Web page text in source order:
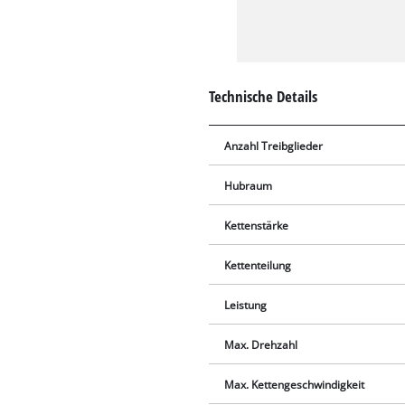
Technische Details
Anzahl Treibglieder
Hubraum
Kettenstärke
Kettenteilung
Leistung
Max. Drehzahl
Max. Kettengeschwindigkeit